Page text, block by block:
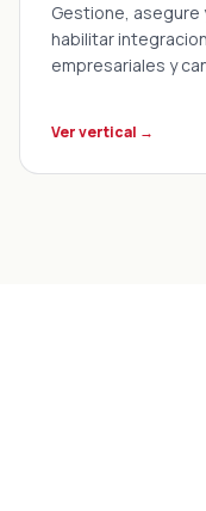
Gestione, asegure
habilitar
empresariales y
Ver vertical →